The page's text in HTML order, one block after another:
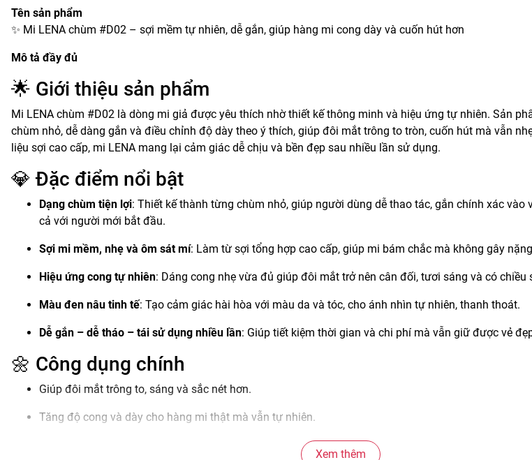
Tên sản phẩm
✨ Mi LENA chùm #D02 – sợi mềm tự nhiên, dễ gắn, giúp hàng mi cong dày và cuốn hút hơn
Mô tả đầy đủ
🌟 Giới thiệu sản phẩm
Mi LENA chùm #D02 là dòng mi giả được yêu thích nhờ thiết kế thông minh và hiệu ứng tự nhiên. Sản
chùm nhỏ, dễ dàng gắn và điều chỉnh độ dày theo ý thích, giúp đôi mắt trông to tròn, cuốn hút mà vẫn
liệu sợi cao cấp, mi LENA mang lại cảm giác dễ chịu và bền đẹp sau nhiều lần sử dụng.
💎 Đặc điểm nổi bật
Dạng chùm tiện lợi: Thiết kế thành từng chùm nhỏ, giúp người dùng dễ thao tác, gắn chính xác vào
cả với người mới bắt đầu.
Sợi mi mềm, nhẹ và ôm sát mí: Làm từ sợi tổng hợp cao cấp, giúp mi bám chắc mà không gây
Hiệu ứng cong tự nhiên: Dáng cong nhẹ vừa đủ giúp đôi mắt trở nên cân đối, tươi sáng và có chiều
Màu đen nâu tinh tế: Tạo cảm giác hài hòa với màu da và tóc, cho ánh nhìn tự nhiên, thanh thoát.
Dễ gắn – dễ tháo – tái sử dụng nhiều lần: Giúp tiết kiệm thời gian và chi phí mà vẫn giữ được vẻ
🌼 Công dụng chính
Giúp đôi mắt trông to, sáng và sắc nét hơn.
Tăng độ cong và dày cho hàng mi thật mà vẫn tự nhiên.
Che khuyết điểm mi thưa, ngắn, giúp gương mặt cân đối, hài hòa.
Xem thêm